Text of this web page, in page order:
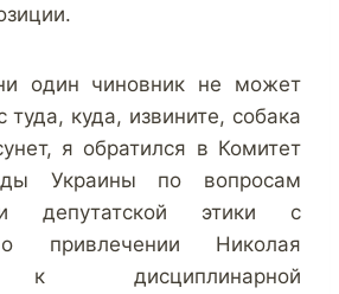
один чиновник не может
туда, куда, извините, собака
я обратился в Комитет
Украины по вопросам
депутатской этики с
привлечении Николая
дисциплинарной